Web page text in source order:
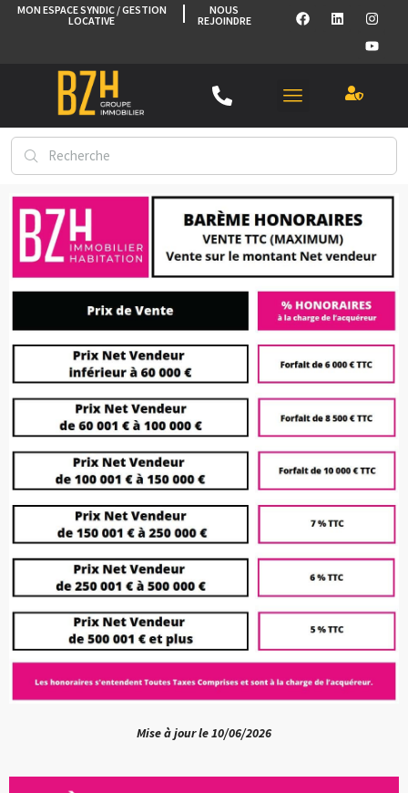
MON ESPACE SYNDIC / GESTION
LOCATIVE
NOUS
REJOINDRE
Mise à jour le 10/06/2026